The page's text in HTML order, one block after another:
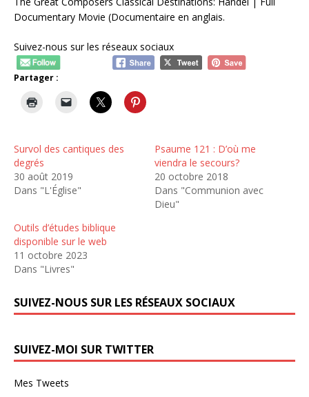
Documentary Movie (Documentaire en anglais.
Suivez-nous sur les réseaux sociaux
Partager :
Survol des cantiques des
degrés
30 août 2019
Dans "L'Église"
Psaume 121 : D’où me
viendra le secours?
20 octobre 2018
Dans "Communion avec
Dieu"
Outils d’études biblique
disponible sur le web
11 octobre 2023
Dans "Livres"
SUIVEZ-NOUS SUR LES RÉSEAUX SOCIAUX
SUIVEZ-MOI SUR TWITTER
Mes Tweets